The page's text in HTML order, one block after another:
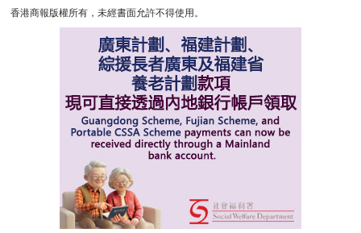
香港商報版權所有，未經書面允許不得使用。